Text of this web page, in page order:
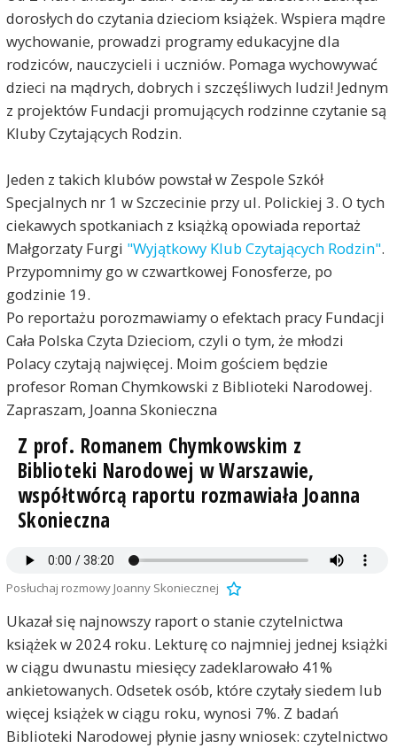
dorosłych do czytania dzieciom książek. Wspiera mądre
wychowanie, prowadzi programy edukacyjne dla
rodziców, nauczycieli i uczniów. Pomaga wychowywać
dzieci na mądrych, dobrych i szczęśliwych ludzi! Jednym
z projektów Fundacji promujących rodzinne czytanie są
Kluby Czytających Rodzin.
Jeden z takich klubów powstał w Zespole Szkół
Specjalnych nr 1 w Szczecinie przy ul. Polickiej 3. O tych
ciekawych spotkaniach z książką opowiada reportaż
Małgorzaty Furgi "Wyjątkowy Klub Czytających Rodzin".
Przypomnimy go w czwartkowej Fonosferze, po
godzinie 19.
Po reportażu porozmawiamy o efektach pracy Fundacji
Cała Polska Czyta Dzieciom, czyli o tym, że młodzi
Polacy czytają najwięcej. Moim gościem będzie
profesor Roman Chymkowski z Biblioteki Narodowej.
Zapraszam, Joanna Skonieczna
Z prof. Romanem Chymkowskim z
Biblioteki Narodowej w Warszawie,
współtwórcą raportu rozmawiała Joanna
Skonieczna
Posłuchaj rozmowy Joanny Skoniecznej
Ukazał się najnowszy raport o stanie czytelnictwa
książek w 2024 roku. Lekturę co najmniej jednej książki
w ciągu dwunastu miesięcy zadeklarowało 41%
ankietowanych. Odsetek osób, które czytały siedem lub
więcej książek w ciągu roku, wynosi 7%. Z badań
Biblioteki Narodowej płynie jasny wniosek: czytelnictwo